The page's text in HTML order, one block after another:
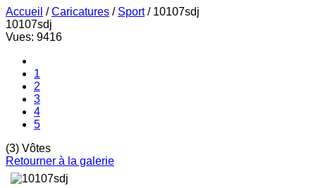
Accueil /Caricatures / Sport / 10107sdj
10107sdj
Vues: 9416
1
2
3
4
5
(3) Vôtes
Retourner à la galerie